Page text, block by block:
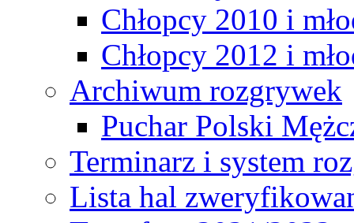
Chłopcy 2010 i
Chłopcy 2012 i
Archiwum rozgrywek
Puchar Polski
Terminarz i system
Lista hal